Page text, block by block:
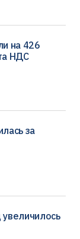
на 426
НДС
за